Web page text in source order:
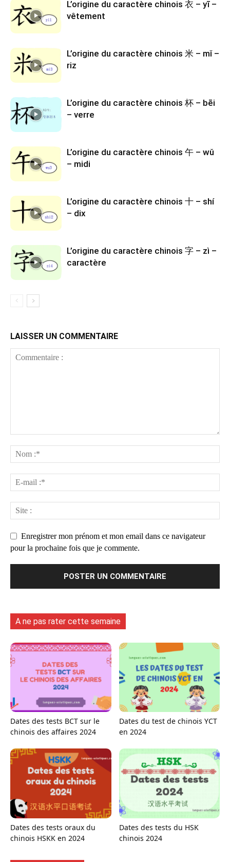
L’origine du caractère chinois 衣 – yī –
vêtement
L’origine du caractère chinois 米 – mǐ –
riz
L’origine du caractère chinois 杯 – bēi
– verre
L’origine du caractère chinois 午 – wǔ
– midi
L’origine du caractère chinois 十 – shí
– dix
L’origine du caractère chinois 字 – zì –
caractère
LAISSER UN COMMENTAIRE
Enregistrer mon prénom et mon email dans ce navigateur
pour la prochaine fois que je commente.
A ne pas rater cette semaine
Dates des tests BCT sur le
chinois des affaires 2024
Dates du test de chinois YCT
en 2024
Dates des tests oraux du
chinois HSKK en 2024
Dates des tests du HSK
chinois 2024